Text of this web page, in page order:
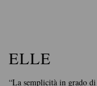
ELLE
“La semplicità in grado